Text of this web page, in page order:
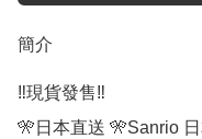
簡介
‼️現貨發售‼️
🎌日本直送 🎌Sanrio